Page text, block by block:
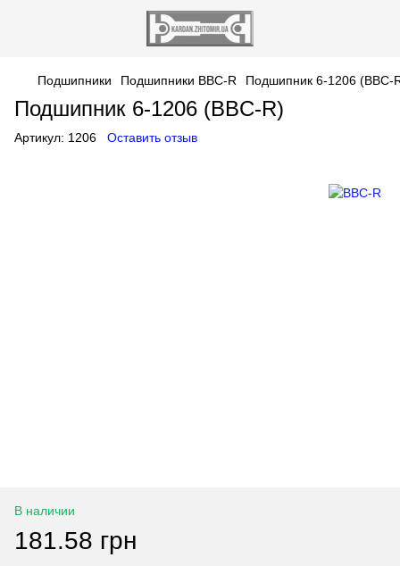
Подшипники Подшипники BBC-R Подшипник 6-1206 (BBC-
Подшипник 6-1206 (BBC-R)
Артикул: 1206 Оставить отзыв
В наличии
181.58 грн